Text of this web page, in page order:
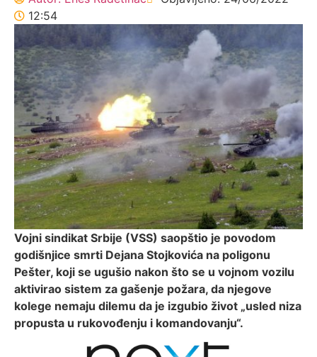
12:54
Vojni sindikat Srbije (VSS) saopštio je povodom
godišnjice smrti Dejana Stojkovića na poligonu
Pešter, koji se ugušio nakon što se u vojnom vozilu
aktivirao sistem za gašenje požara, da njegove
kolege nemaju dilemu da je izgubio život „usled niza
propusta u rukovođenju i komandovanju“.